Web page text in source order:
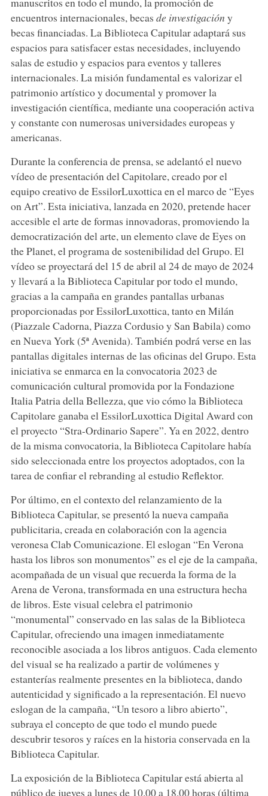
encuentros internacionales, becas de investigación y
becas financiadas. La Biblioteca Capitular adaptará sus
espacios para satisfacer estas necesidades, incluyendo
salas de estudio y espacios para eventos y talleres
internacionales. La misión fundamental es valorizar el
patrimonio artístico y documental y promover la
investigación científica, mediante una cooperación activa
y constante con numerosas universidades europeas y
americanas.
Durante la conferencia de prensa, se adelantó el nuevo
vídeo de presentación del Capitolare, creado por el
equipo creativo de EssilorLuxottica en el marco de “Eyes
on Art”. Esta iniciativa, lanzada en 2020, pretende hacer
accesible el arte de formas innovadoras, promoviendo la
democratización del arte, un elemento clave de Eyes on
the Planet, el programa de sostenibilidad del Grupo. El
vídeo se proyectará del 15 de abril al 24 de mayo de 2024
y llevará a la Biblioteca Capitular por todo el mundo,
gracias a la campaña en grandes pantallas urbanas
proporcionadas por EssilorLuxottica, tanto en Milán
(Piazzale Cadorna, Piazza Cordusio y San Babila) como
en Nueva York (5ª Avenida). También podrá verse en las
pantallas digitales internas de las oficinas del Grupo. Esta
iniciativa se enmarca en la convocatoria 2023 de
comunicación cultural promovida por la Fondazione
Italia Patria della Bellezza, que vio cómo la Biblioteca
Capitolare ganaba el EssilorLuxottica Digital Award con
el proyecto “Stra-Ordinario Sapere”. Ya en 2022, dentro
de la misma convocatoria, la Biblioteca Capitolare había
sido seleccionada entre los proyectos adoptados, con la
tarea de confiar el rebranding al estudio Reflektor.
Por último, en el contexto del relanzamiento de la
Biblioteca Capitular, se presentó la nueva campaña
publicitaria, creada en colaboración con la agencia
veronesa Clab Comunicazione. El eslogan “En Verona
hasta los libros son monumentos” es el eje de la campaña,
acompañada de un visual que recuerda la forma de la
Arena de Verona, transformada en una estructura hecha
de libros. Este visual celebra el patrimonio
“monumental” conservado en las salas de la Biblioteca
Capitular, ofreciendo una imagen inmediatamente
reconocible asociada a los libros antiguos. Cada elemento
del visual se ha realizado a partir de volúmenes y
estanterías realmente presentes en la biblioteca, dando
autenticidad y significado a la representación. El nuevo
eslogan de la campaña, “Un tesoro a libro abierto”,
subraya el concepto de que todo el mundo puede
descubrir tesoros y raíces en la historia conservada en la
Biblioteca Capitular.
La exposición de la Biblioteca Capitular está abierta al
público de jueves a lunes de 10.00 a 18.00 horas (última